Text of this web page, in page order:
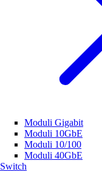
Moduli Gigabit
Moduli 10GbE
Moduli 10/100
Moduli 40GbE
Switch